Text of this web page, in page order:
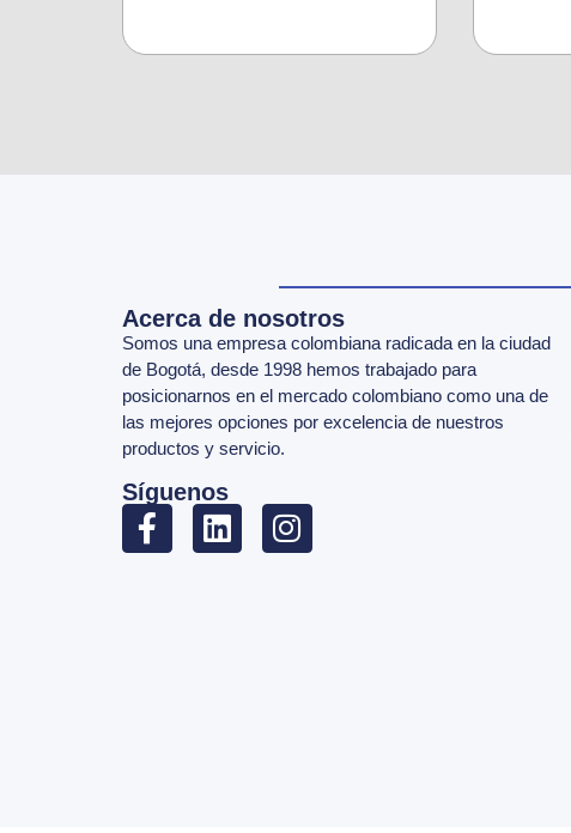
Acerca de nosotros
Somos una empresa colombiana radicada en la ciudad
de Bogotá, desde 1998 hemos trabajado para
posicionarnos en el mercado colombiano como una de
las mejores opciones por excelencia de nuestros
productos y servicio.
Síguenos